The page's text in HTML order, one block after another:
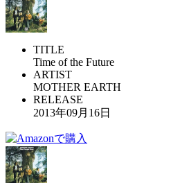
TITLE
Time of the Future
ARTIST
MOTHER EARTH
RELEASE
2013年09月16日